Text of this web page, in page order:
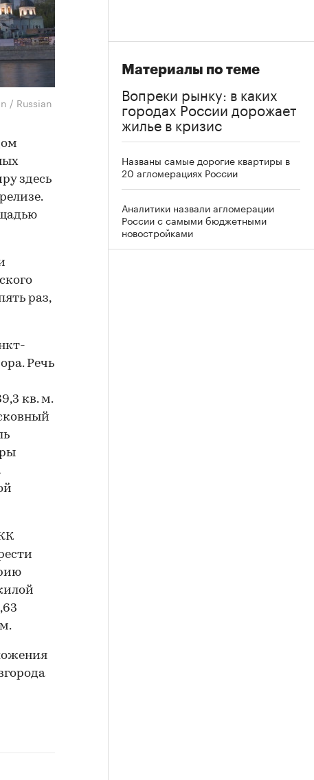
/ Russian
здесь
раз,
Речь
кв. м.
Материалы по теме
Вопреки рынку: в каких
городах России дорожает
жилье в кризис
Названы самые дорогие квартиры в
20 агломерациях России
Аналитики назвали агломерации
России с самыми бюджетными
новостройками